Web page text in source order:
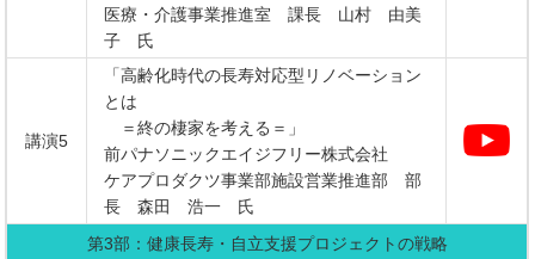
医療・介護事業推進室 課長 山村 由美
子 氏
講演5
「高齢化時代の長寿対応型リノベーション
とは
＝終の棲家を考える＝」
前パナソニックエイジフリー株式会社
ケアプロダクツ事業部施設営業推進部 部
長 森田 浩一 氏
第3部：健康長寿・自立支援プロジェクトの戦略